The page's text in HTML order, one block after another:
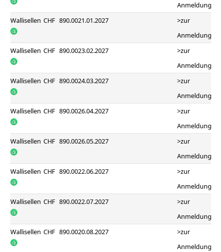
Anmeldung
Wallisellen CHF 890.0021.01.2027
>zur
Anmeldung
Wallisellen CHF 890.0023.02.2027
>zur
Anmeldung
Wallisellen CHF 890.0024.03.2027
>zur
Anmeldung
Wallisellen CHF 890.0026.04.2027
>zur
Anmeldung
Wallisellen CHF 890.0026.05.2027
>zur
Anmeldung
Wallisellen CHF 890.0022.06.2027
>zur
Anmeldung
Wallisellen CHF 890.0022.07.2027
>zur
Anmeldung
Wallisellen CHF 890.0020.08.2027
>zur
Anmeldung